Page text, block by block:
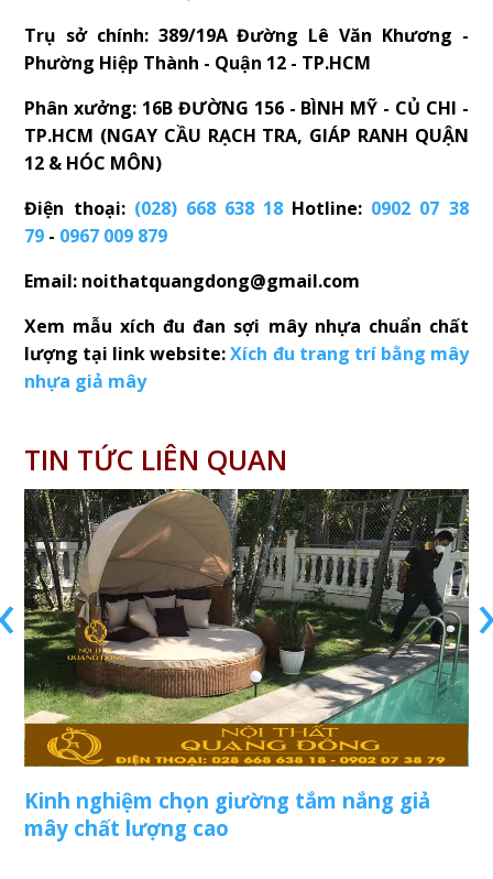
Trụ sở chính: 389/19A Đường Lê Văn Khương -
Phường Hiệp Thành - Quận 12 - TP.HCM
Phân xưởng: 16B ĐƯỜNG 156 - BÌNH MỸ - CỦ CHI -
TP.HCM (NGAY CẦU RẠCH TRA, GIÁP RANH QUẬN
12 & HÓC MÔN)
Điện thoại: (028) 668 638 18 Hotline: 0902 07 38
79 - 0967 009 879
Email: noithatquangdong@gmail.com
Xem mẫu xích đu đan sợi mây nhựa chuẩn chất
lượng tại link website:Xích đu trang trí bằng mây
nhựa giả mây
TIN TỨC LIÊN QUAN
Kinh nghiệm chọn giường tắm nắng giả
mây chất lượng cao